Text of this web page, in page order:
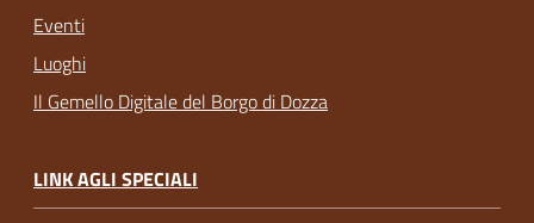
Eventi
Luoghi
Il Gemello Digitale del Borgo di Dozza
LINK AGLI SPECIALI